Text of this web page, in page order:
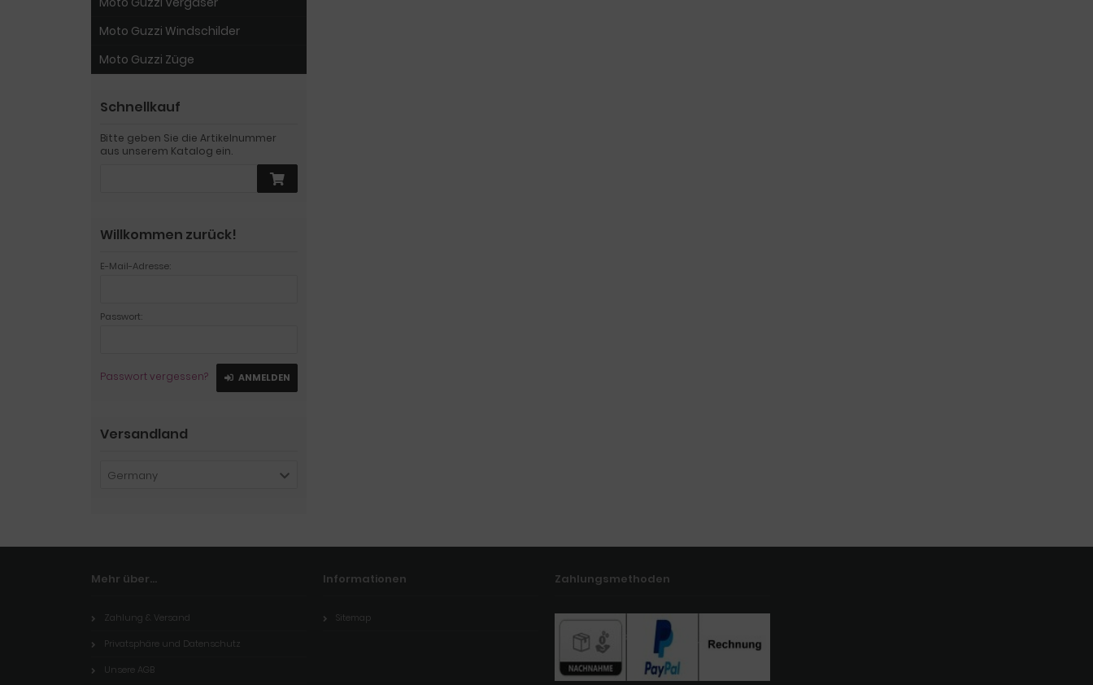
Moto Guzzi Windschilder
Moto Guzzi Züge
Schnellkauf
Bitte geben Sie die Artikelnummer
aus unserem Katalog ein.
Willkommen zurück!
E-Mail-Adresse:
Passwort:
Passwort vergessen? ANMELDEN
Versandland
Germany
Mehr über...
Zahlung & Versand
Privatsphäre und Datenschutz
Unsere AGB
Informationen
Sitemap
Zahlungsmethoden